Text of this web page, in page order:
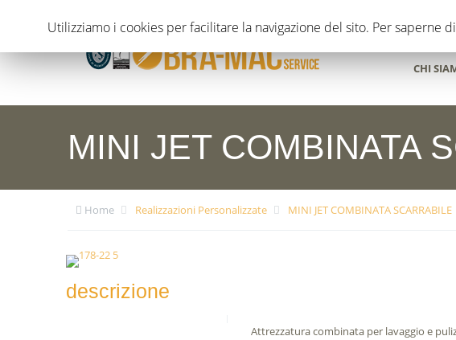
CHI
MINI JET COMBINATA
Home Realizzazioni Personalizzate MINI JET COMBINATA SCARRABILE
descrizione
Attrezzatura combinata per lavaggio e
Utilizziamo i cookies per facilitare la navigazione del sito. Per saperne